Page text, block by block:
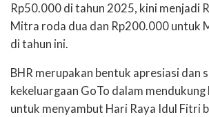
Rp50.000 di tahun 2025, kini menjadi
Mitra roda dua dan Rp200.000 untuk
di tahun ini.
BHR merupakan bentuk apresiasi dan
kekeluargaan GoTo dalam
untuk menyambut Hari Raya Idul Fitri